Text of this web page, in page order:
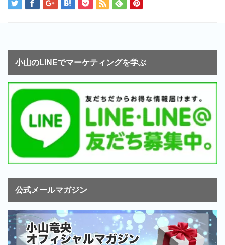
小山のLINEでマーケティングを学ぶ
公式メールマガジン